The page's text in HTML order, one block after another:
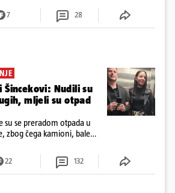
7 28
Šincekovi: Nudili su
mljeli su otpad
su se preradom otpada u
zbog čega kamioni, bale
22 132